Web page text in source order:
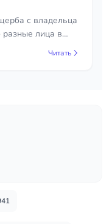
с владельца
разные лица в
Читать